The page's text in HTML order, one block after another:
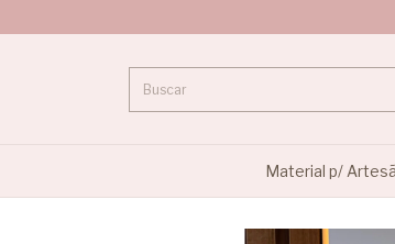
Material p/ Artesã